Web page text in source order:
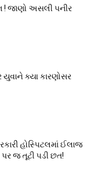
! જાણો અસલી પનીર
ક્યા કારણોસર
હોસ્પિટલમાં ઈલાજ
જ તૂટી પડી છત!